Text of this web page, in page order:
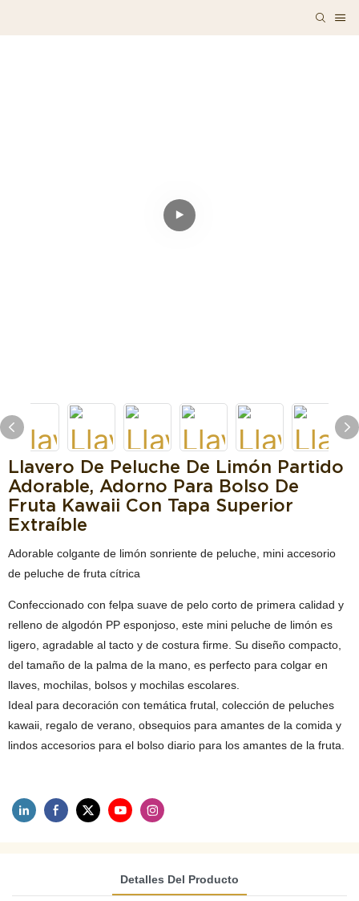
Llavero De Peluche De Limón Partido
Adorable, Adorno Para Bolso De
Fruta Kawaii Con Tapa Superior
Extraíble
Adorable colgante de limón sonriente de peluche, mini accesorio
de peluche de fruta cítrica
Confeccionado con felpa suave de pelo corto de primera calidad y
relleno de algodón PP esponjoso, este mini peluche de limón es
ligero, agradable al tacto y de costura firme. Su diseño compacto,
del tamaño de la palma de la mano, es perfecto para colgar en
llaves, mochilas, bolsos y mochilas escolares.
Ideal para decoración con temática frutal, colección de peluches
kawaii, regalo de verano, obsequios para amantes de la comida y
lindos accesorios para el bolso diario para los amantes de la fruta.
Detalles Del Producto